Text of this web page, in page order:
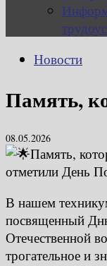
Новости
Память,
08.05.2026
Память,
отметили День
В нашем
посвященный
Отечественной
трогательное и